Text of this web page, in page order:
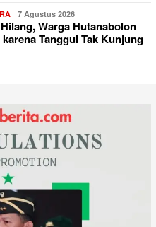
7 Agustus 2026
Warga Hutanabolon
Tanggul Tak Kunjung